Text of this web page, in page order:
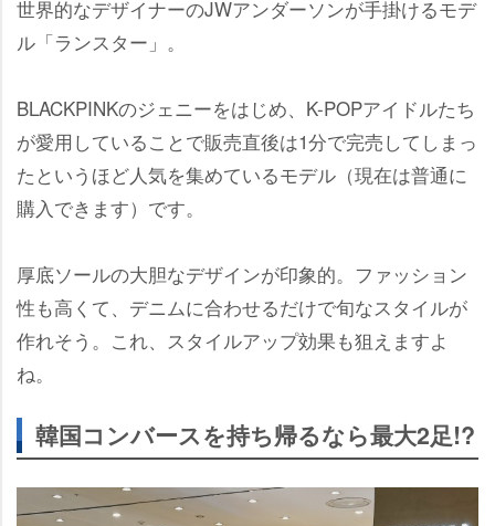
世界的なデザイナーのJWアンダーソンが手掛けるモデ
ル「ランスター」。
BLACKPINKのジェニーをはじめ、K-POPアイドルたち
が愛用していることで販売直後は1分で完売してしまっ
たというほど人気を集めているモデル（現在は普通に
購入できます）です。
厚底ソールの大胆なデザインが印象的。ファッション
性も高くて、デニムに合わせるだけで旬なスタイルが
作れそう。これ、スタイルアップ効果も狙えますよ
ね。
韓国コンバースを持ち帰るなら最大2足!?